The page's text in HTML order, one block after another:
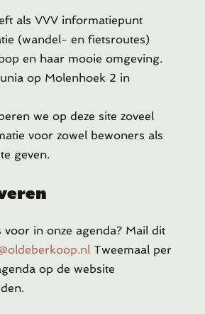
als VVV informatiepunt
(wandel- en fietsroutes)
en haar mooie omgeving.
op Molenhoek 2 in
we op deze site zoveel
voor zowel bewoners als
geven.
voor in onze agenda? Mail dit
Tweemaal per
op de website